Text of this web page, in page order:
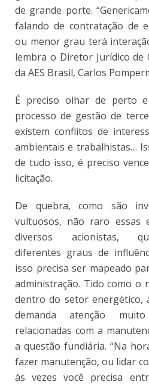
de grande porte.
falando de contratação de
ou menor grau terá
lembra o Diretor Jurídico de
da AES Brasil, Carlos
É preciso olhar de perto
processo de gestão de
existem conflitos de
ambientais e trabalhistas…
de tudo isso, é preciso
licitação.
De quebra, como são
vultuosos, não raro essas
diversos acionistas,
diferentes graus de
isso precisa ser mapeado
administração. Tido como o
dentro do setor energético,
demanda atenção
relacionadas com a
a questão fundiária. “Na
fazer manutenção, ou lidar
às vezes você precisa